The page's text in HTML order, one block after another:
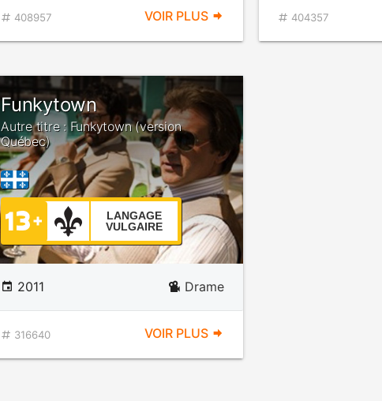
408957 VOIR PLUS 404357
Funkytown
Autre titre : Funkytown (version
Québec)
LANGAGE
VULGAIRE
2011 Drame
316640 VOIR PLUS